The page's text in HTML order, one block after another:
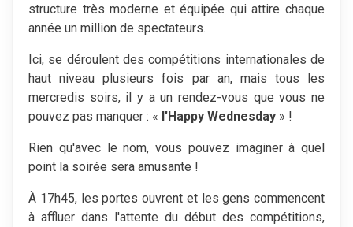
structure très moderne et équipée qui attire chaque
année un million de spectateurs.
Ici, se déroulent des compétitions internationales de
haut niveau plusieurs fois par an, mais tous les
mercredis soirs, il y a un rendez-vous que vous ne
pouvez pas manquer : « l'Happy Wednesday » !
Rien qu'avec le nom, vous pouvez imaginer à quel
point la soirée sera amusante !
À 17h45, les portes ouvrent et les gens commencent
à affluer dans l'attente du début des compétitions,